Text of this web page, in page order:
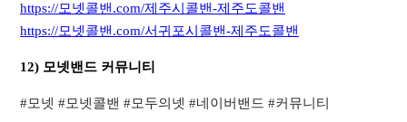
https://모넷콜밴.com/제주시콜밴-제주도콜밴
https://모넷콜밴.com/서귀포시콜밴-제주도콜밴
12) 모넷밴드 커뮤니티
​#모넷 #모넷콜밴 #모두의넷 #네이버밴드 #커뮤니티​